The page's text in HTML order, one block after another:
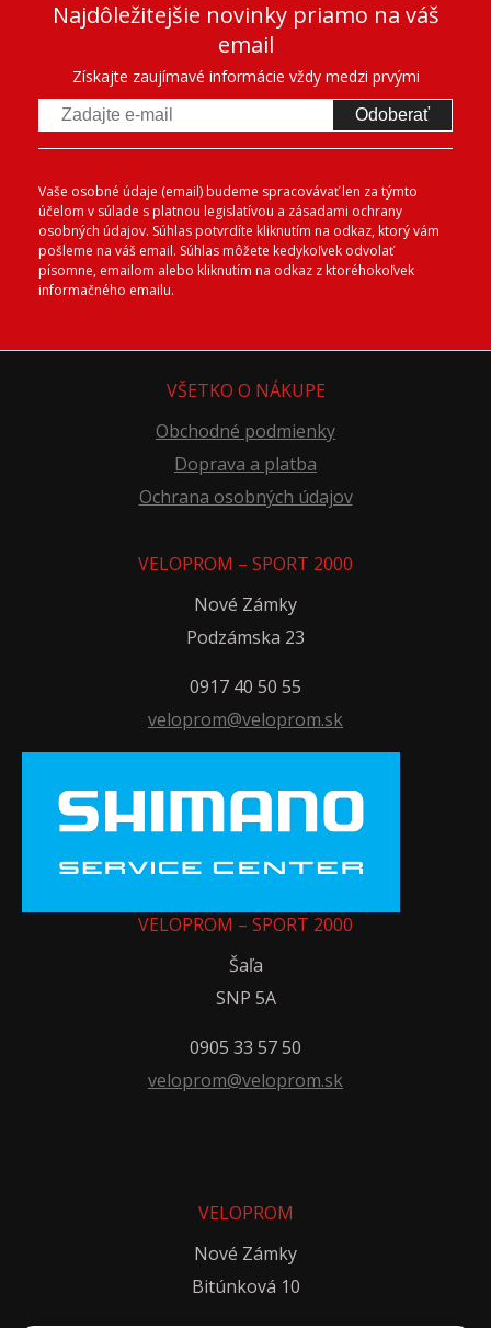
Najdôležitejšie novinky priamo na váš
email
Získajte zaujímavé informácie vždy medzi prvými
Odoberať
Vaše osobné údaje (email) budeme spracovávať len za týmto
účelom v súlade s platnou legislatívou a zásadami ochrany
osobných údajov. Súhlas potvrdíte kliknutím na odkaz, ktorý vám
pošleme na váš email. Súhlas môžete kedykoľvek odvolať
písomne, emailom alebo kliknutím na odkaz z ktoréhokoľvek
informačného emailu.
VŠETKO O NÁKUPE
Obchodné podmienky
Doprava a platba
Ochrana osobných údajov
VELOPROM – SPORT 2000
Nové Zámky
Podzámska 23
0917 40 50 55
veloprom@veloprom.sk
VELOPROM – SPORT 2000
Šaľa
SNP 5A
0905 33 57 50
veloprom@veloprom.sk
VELOPROM
Nové Zámky
Bitúnková 10